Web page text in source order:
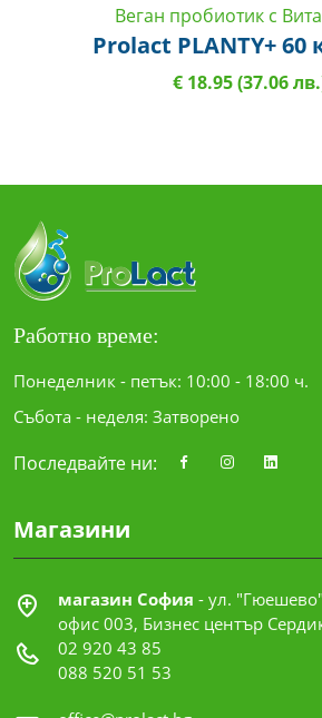
Веган пробиотик с
Prolact PLANTY+ 60
€ 18.95 (37.06
Работно време:
Понеделник - петък: 10:00 - 18:00 ч.
Събота - неделя: Затворено
Последвайте ни:
Магазини
магазин София - ул.
офис 003, Бизнес център
02 920 43 85
088 520 51 53